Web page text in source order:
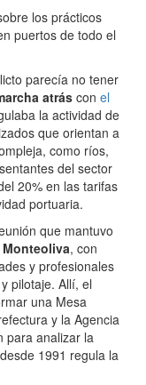
los prácticos
puertos de todo el
parecía no tener
atráscon el
la actividad de
que orientan a
como ríos,
del sector
20% en las tarifas
portuaria.
que mantuvo
, con
y profesionales
pilotaje. Allí, el
una Mesa
y la Agencia
para analizar la
1991 regula la